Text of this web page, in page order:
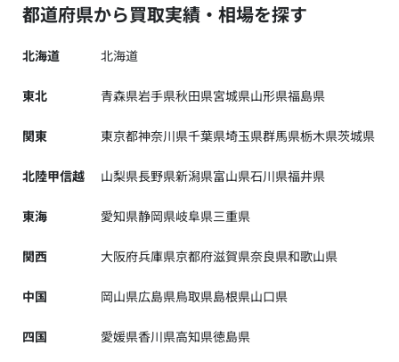
都道府県から買取実績・相場を探す
北海道 北海道
東北 青森県岩手県秋田県宮城県山形県福島県
関東 東京都神奈川県千葉県埼玉県群馬県栃木県茨城県
北陸甲信越 山梨県長野県新潟県富山県石川県福井県
東海 愛知県静岡県岐阜県三重県
関西 大阪府兵庫県京都府滋賀県奈良県和歌山県
中国 岡山県広島県鳥取県島根県山口県
四国 愛媛県香川県高知県徳島県